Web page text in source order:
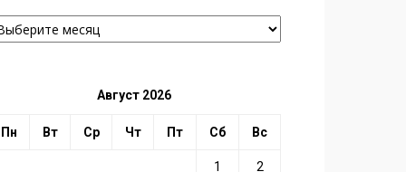
Август 2026
Пн Вт Ср Чт Пт Сб Вс
1 2